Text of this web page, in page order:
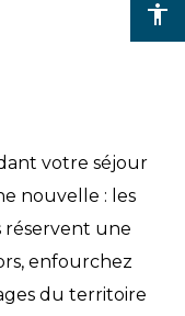
accessibility
votre séjour
nouvelle : les
réservent une
enfourchez
du territoire